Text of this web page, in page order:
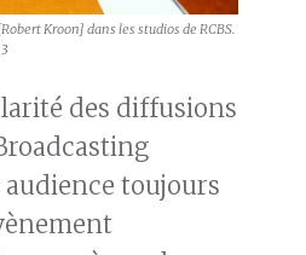
Kroon] dans les studios de RCBS.
des diffusions
audience toujours